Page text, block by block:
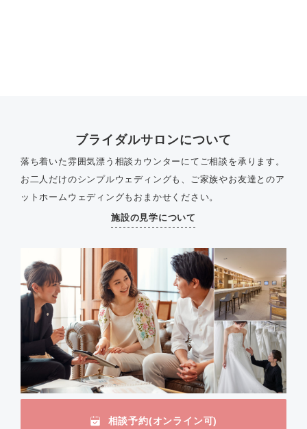
ブライダルサロンについて
落ち着いた雰囲気漂う相談カウンターにてご相談を承ります。
お二人だけのシンプルウェディングも、ご家族やお友達とのア
ットホームウェディングもおまかせください。
施設の見学について
相談予約(オンライン可)